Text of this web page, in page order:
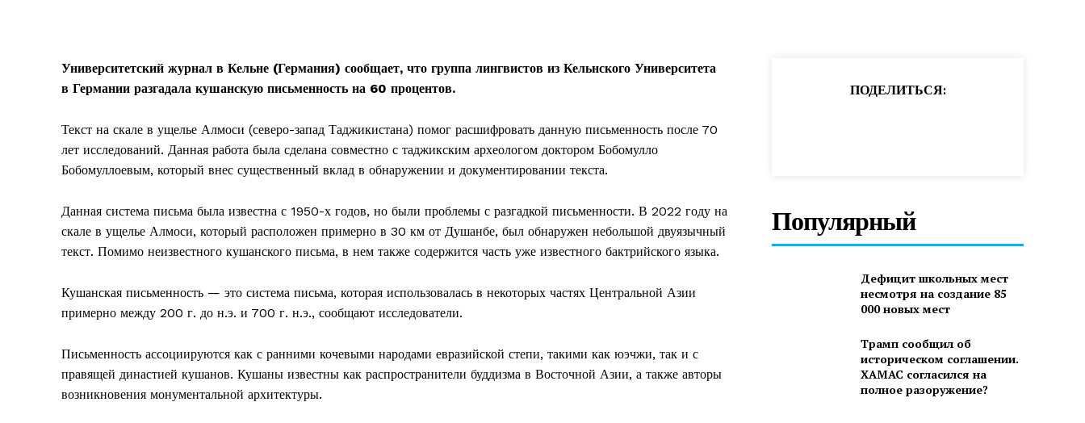
Университетский журнал в Кельне (Германия) сообщает, что группа лингвистов из Кельнского Университета
в Германии разгадала кушанскую письменность на 60 процентов.
Текст на скале в ущелье Алмоси (северо-запад Таджикистана) помог расшифровать данную письменность после 70
лет исследований. Данная работа была сделана совместно с таджикским археологом доктором Бобомулло
Бобомуллоевым, который внес существенный вклад в обнаружении и документировании текста.
Данная система письма была известна с 1950-х годов, но были проблемы с разгадкой письменности. В 2022 году на
скале в ущелье Алмоси, который расположен примерно в 30 км от Душанбе, был обнаружен небольшой двуязычный
текст. Помимо неизвестного кушанского письма, в нем также содержится часть уже известного бактрийского языка.
Кушанская письменность — это система письма, которая использовалась в некоторых частях Центральной Азии
примерно между 200 г. до н.э. и 700 г. н.э., сообщают исследователи.
Письменность ассоциируются как с ранними кочевыми народами евразийской степи, такими как юэчжи, так и с
правящей династией кушанов. Кушаны известны как распространители буддизма в Восточной Азии, а также авторы
возникновения монументальной архитектуры.
ПОДЕЛИТЬСЯ:
Популярный
Дефицит школьных мест
несмотря на создание 85
000 новых мест
Трамп сообщил об
историческом соглашении.
ХАМАС согласился на
полное разоружение?